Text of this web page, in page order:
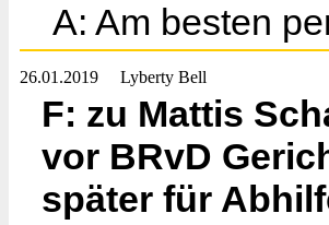
A: Am besten
26.01.2019 Lyberty Bell
F: zu Mattis
vor BRvD
später für